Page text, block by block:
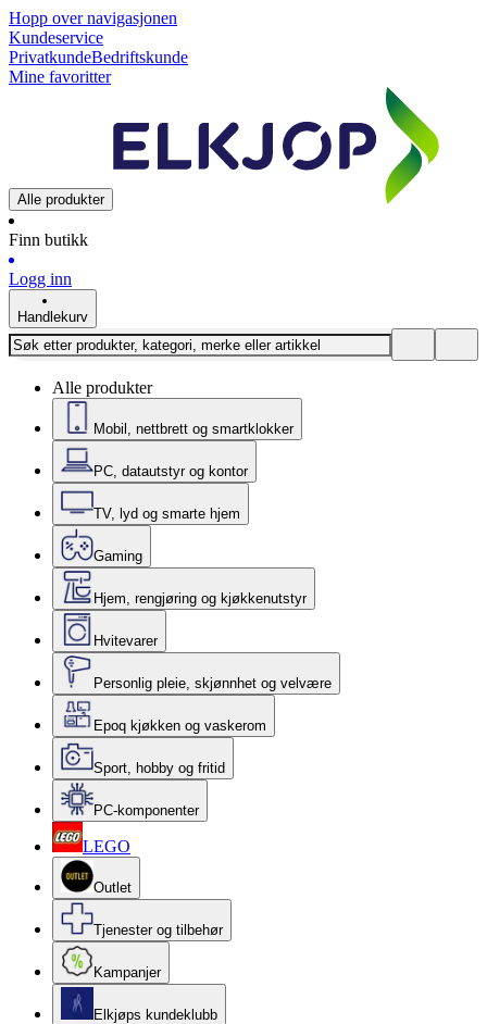
Hopp over navigasjonen
Kundeservice
PrivatkundeBedriftskunde
Mine favoritter
Alle produkter
Finn butikk
Logg inn
Handlekurv
Alle produkter
Mobil, nettbrett og smartklokker
PC, datautstyr og kontor
TV, lyd og smarte hjem
Gaming
Hjem, rengjøring og kjøkkenutstyr
Hvitevarer
Personlig pleie, skjønnhet og velvære
Epoq kjøkken og vaskerom
Sport, hobby og fritid
PC-komponenter
LEGO
Outlet
Tjenester og tilbehør
Kampanjer
Elkjøps kundeklubb